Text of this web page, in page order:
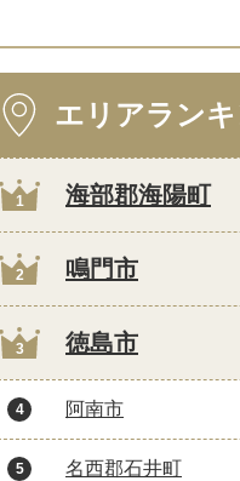
エリアラン
1 海部郡海陽町
2 鳴門市
3 徳島市
4 阿南市
5 名西郡石井町